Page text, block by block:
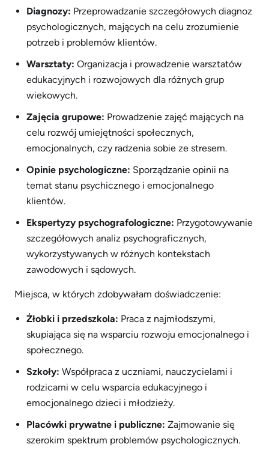
Diagnozy: Przeprowadzanie szczegółowych diagnoz
psychologicznych, mających na celu zrozumienie
potrzeb i problemów klientów.
Warsztaty: Organizacja i prowadzenie warsztatów
edukacyjnych i rozwojowych dla różnych grup
wiekowych.
Zajęcia grupowe: Prowadzenie zajęć mających na
celu rozwój umiejętności społecznych,
emocjonalnych, czy radzenia sobie ze stresem.
Opinie psychologiczne: Sporządzanie opinii na
temat stanu psychicznego i emocjonalnego
klientów.
Ekspertyzy psychografologiczne: Przygotowywanie
szczegółowych analiz psychograficznych,
wykorzystywanych w różnych kontekstach
zawodowych i sądowych.
Miejsca, w których zdobywałam doświadczenie:
Żłobki i przedszkola: Praca z najmłodszymi,
skupiająca się na wsparciu rozwoju emocjonalnego i
społecznego.
Szkoły: Współpraca z uczniami, nauczycielami i
rodzicami w celu wsparcia edukacyjnego i
emocjonalnego dzieci i młodzieży.
Placówki prywatne i publiczne: Zajmowanie się
szerokim spektrum problemów psychologicznych.